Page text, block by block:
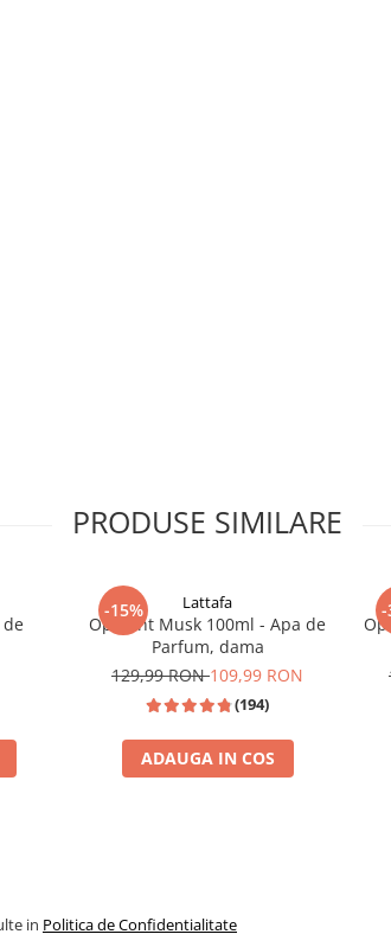
PRODUSE SIMILARE
de
-15% Lattafa
Opulent Musk 100ml - Apa de
Parfum, dama
129,99 RON109,99 RON
(194)
ADAUGA IN COS
-
in Politica de Confidentialitate